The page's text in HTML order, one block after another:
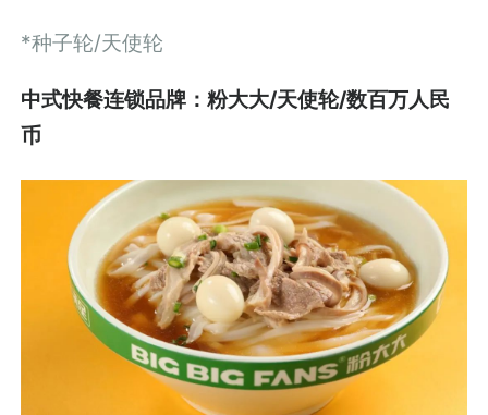
*种子轮/天使轮
中式快餐连锁品牌：粉大大/天使轮/数百万人民
币